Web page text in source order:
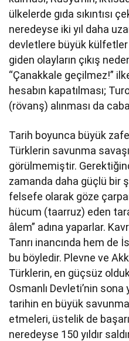
ülkelerde gıda sıkıntısı
neredeyse iki yıl daha
devletlere büyük
giden olayların çıkış
“Çanakkale geçilmez!”
hesabın kapatılması;
(rövanş) alınması da
Tarih boyunca büyük
Türklerin savunma
görülmemiştir.
zamanda daha güçlü bir
felsefe olarak göze
hücum (taarruz) eden
âlem” adına yaparlar.
Tanrı inancında hem de
bu böyledir. Plevne ve
Türklerin, en güçsüz
Osmanlı Devleti’nin
tarihin en büyük
etmeleri, üstelik de
neredeyse 150 yıldır